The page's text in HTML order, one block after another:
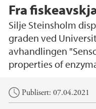
Fra
Silje Steinsholm
graden ved
avhandlingen
properties of
Hovedinnhold
Publisert: 07.04.2021